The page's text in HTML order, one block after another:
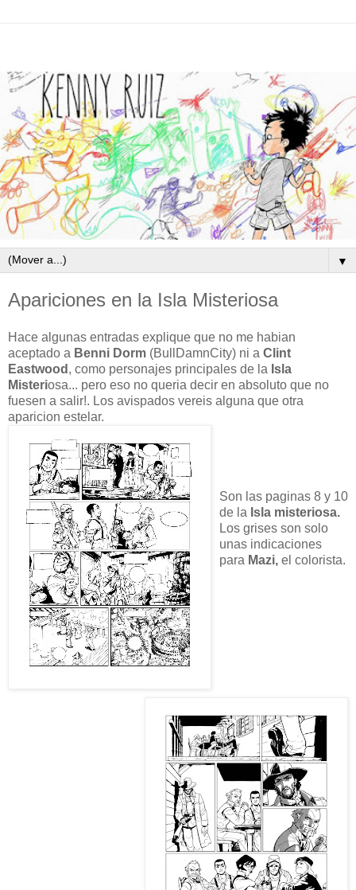
▼
Apariciones en la Isla Misteriosa
Hace algunas entradas explique que no me habian
aceptado a Benni Dorm (BullDamnCity) ni a Clint
Eastwood , como personajes principales de la Isla
Misteriosa... pero eso no queria decir en absoluto que no
fuesen a salir!. Los avispados vereis alguna que otra
aparicion estelar.
Son las paginas 8 y 10
de la Isla misteriosa.
Los grises son solo
unas indicaciones
para Mazi, el colorista.